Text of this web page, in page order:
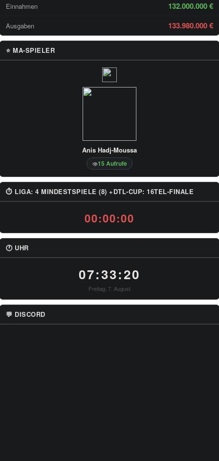
Einnahmen 132.000.000 €
Ausgaben 133.980.000 €
⭐ MA-SPIELER
Anis Hadj-Moussa
👁15 Aufrufe
⏱ LIGA: 4 MINDESTSPIELE (8) +DTL-CUP: 16TEL-FINALE
00:00:00
🕐 UHR
07:33:20
Freitag, 7. August
💬 DISCORD